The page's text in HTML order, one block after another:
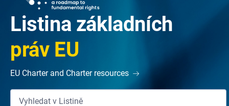
Listina základních
práv EU
EU Charter and Charter resources